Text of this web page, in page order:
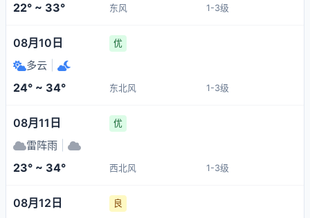
22° ~ 33° 东风 1-3级
08月10日 优
多云
24° ~ 34° 东北风 1-3级
08月11日 优
雷阵雨
23° ~ 34° 西北风 1-3级
08月12日 良